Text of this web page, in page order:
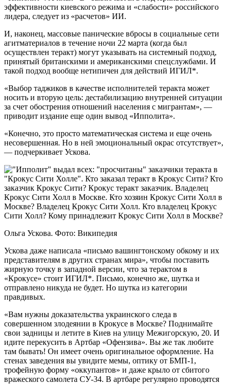
эффективности киевского режима и «слабости» российского
лидера, следует из «расчетов» ИИ.
И, наконец, массовые панические вбросы в социальные сети
агитматериалов в течение ночи 22 марта (когда был
осуществлен теракт) могут указывать на системный подход,
принятый британскими и американскими спецслужбами. И
такой подход вообще нетипичен для действий ИГИЛ*.
«Выбор таджиков в качестве исполнителей теракта может
носить и вторую цель: дестабилизацию внутренней ситуации
за счет обострения отношений населения с мигрантам», —
приводит издание еще один вывод «Ипполита».
«Конечно, это просто математическая система и еще очень
несовершенная. Но в ней эмоциональный окрас отсутствует»,
— подчеркивает Ускова.
Ольга Ускова. Фото: Википедия
Ускова даже написала «письмо вашингтонскому обкому и их
представителям в других странах мира», чтобы поставить
жирную точку в западной версии, что за терактом в
«Крокусе» стоит ИГИЛ*. Письмо, конечно же, шутка и
отправлено никуда не будет. Но шутка из категории
правдивых.
«Вам нужны доказательства украинского следа в
совершенном злодеянии в Крокусе в Москве? Поднимайте
свои задницы и летите в Киев на улицу Межигорскую, 20. И
идите перекусить в Артбар «Офензива». Вы же так любите
там бывать! Он имеет очень оригинальное оформление. На
стенах заведения вы увидите мемы, оптику от БМП-1,
трофейную форму «оккупантов» и даже крыло от сбитого
вражеского самолета СУ-34. В артбаре регулярно проводятся